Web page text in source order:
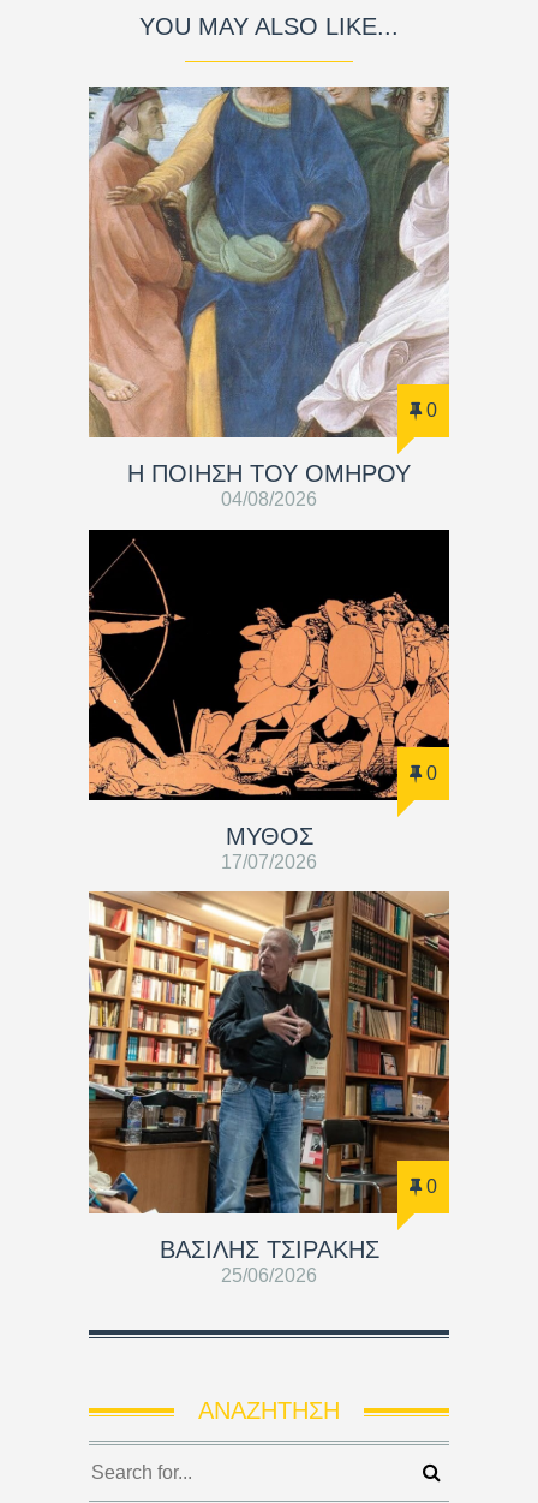
YOU MAY ALSO LIKE...
0
Η ΠΟΙΗΣΗ ΤΟΥ ΟΜΗΡΟΥ
04/08/2026
0
ΜΥΘΟΣ
17/07/2026
0
ΒΑΣΊΛΗΣ ΤΣΙΡΆΚΗΣ
25/06/2026
ΑΝΑΖΉΤΗΣΗ